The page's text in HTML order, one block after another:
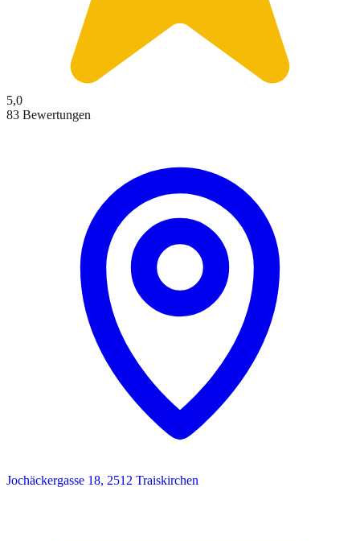
5,0
83 Bewertungen
Jochäckergasse 18, 2512 Traiskirchen